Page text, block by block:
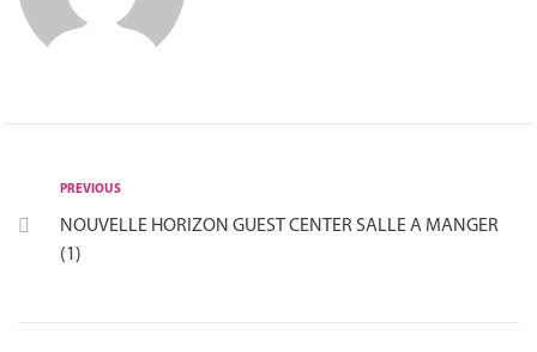
PREVIOUS
NOUVELLE HORIZON GUEST CENTER SALLE A MANGER
(1)